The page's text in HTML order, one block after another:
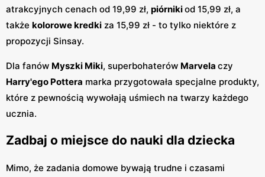
atrakcyjnych cenach od 19,99 zł, piórnikiod 15,99 zł, a
także kolorowe kredki za 15,99 zł - to tylko niektóre z
propozycji Sinsay.
Dla fanów Myszki Miki, superbohaterów Marvela czy
Harry'ego Pottera marka przygotowała specjalne produkty,
które z pewnością wywołają uśmiech na twarzy każdego
ucznia.
Zadbaj o miejsce do nauki dla dziecka
Mimo, że zadania domowe bywają trudne i czasami